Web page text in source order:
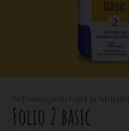
Schwangerschaft &
Folio 2 basic